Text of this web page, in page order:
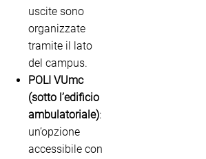
uscite sono
organizzate
tramite il lato
del campus.
POLI VUmc
(sotto l’edificio
ambulatoriale):
un’opzione
accessibile con